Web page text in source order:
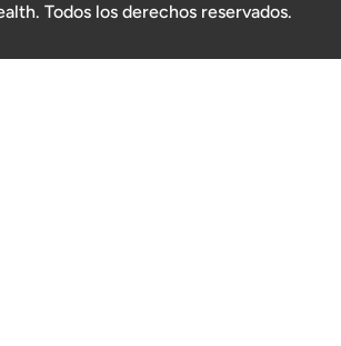
Todos los derechos reservados.